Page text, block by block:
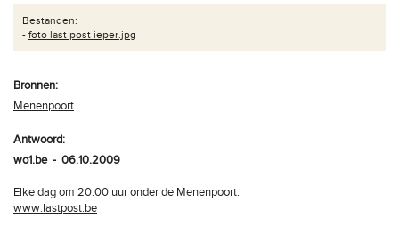
Bestanden:
- foto last post ieper.jpg
Bronnen:
Menenpoort
Antwoord:
wo1.be - 06.10.2009
Elke dag om 20.00 uur onder de Menenpoort.
www.lastpost.be